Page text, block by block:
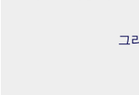
그